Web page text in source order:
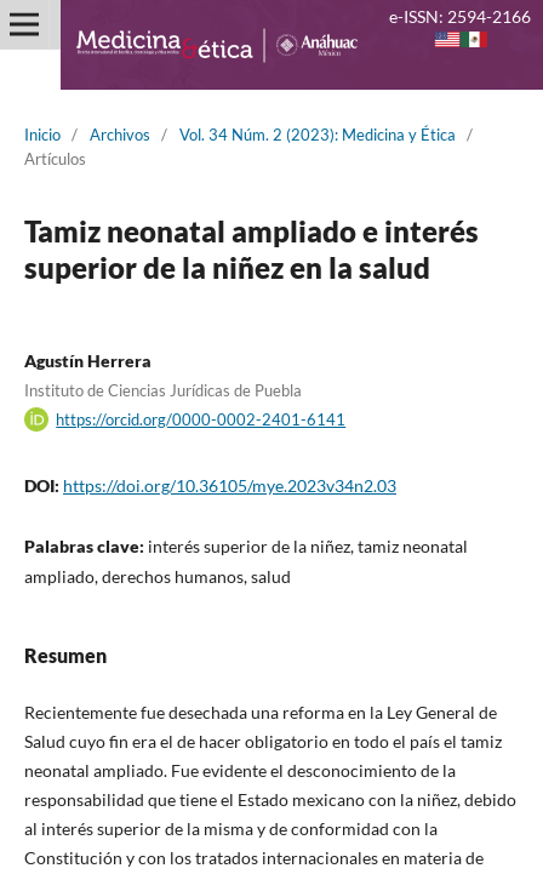
Inicio / Archivos / Vol. 34 Núm. 2 (2023): Medicina y Ética
/
Artículos
Tamiz neonatal ampliado e interés
superior de la niñez en la salud
Agustín Herrera
Instituto de Ciencias Jurídicas de Puebla
https://orcid.org/0000-0002-2401-6141
DOI: https://doi.org/10.36105/mye.2023v34n2.03
Palabras clave: interés superior de la niñez, tamiz neonatal
ampliado, derechos humanos, salud
Resumen
Recientemente fue desechada una reforma en la Ley General de
Salud cuyo fin era el de hacer obligatorio en todo el país el tamiz
neonatal ampliado. Fue evidente el desconocimiento de la
responsabilidad que tiene el Estado mexicano con la niñez, debido
al interés superior de la misma y de conformidad con la
Constitución y con los tratados internacionales en materia de
e-ISSN: 2594-2166